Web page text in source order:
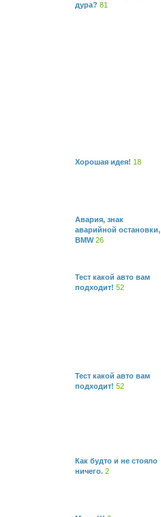
дура? 81
Хорошая идея! 18
Авария, знак
аварийной остановки,
BMW 26
Тест какой авто вам
подходит! 52
Тест какой авто вам
подходит! 52
Как будто и не стояло
ничего. 2